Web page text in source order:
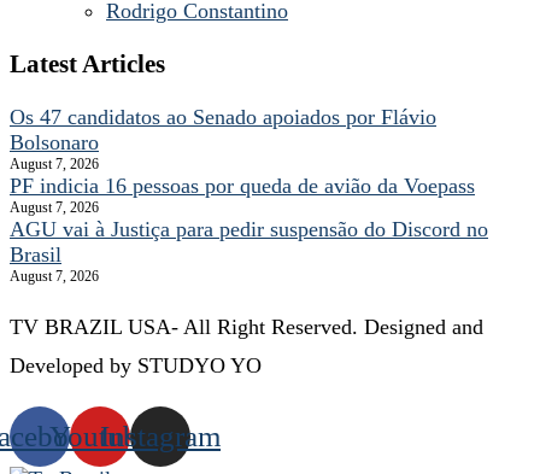
Rodrigo Constantino
Latest Articles
Os 47 candidatos ao Senado apoiados por Flávio
Bolsonaro
August 7, 2026
PF indicia 16 pessoas por queda de avião da Voepass
August 7, 2026
AGU vai à Justiça para pedir suspensão do Discord no
Brasil
August 7, 2026
TV BRAZIL USA- All Right Reserved. Designed and
Developed by STUDYO YO
YoutubeInstagram